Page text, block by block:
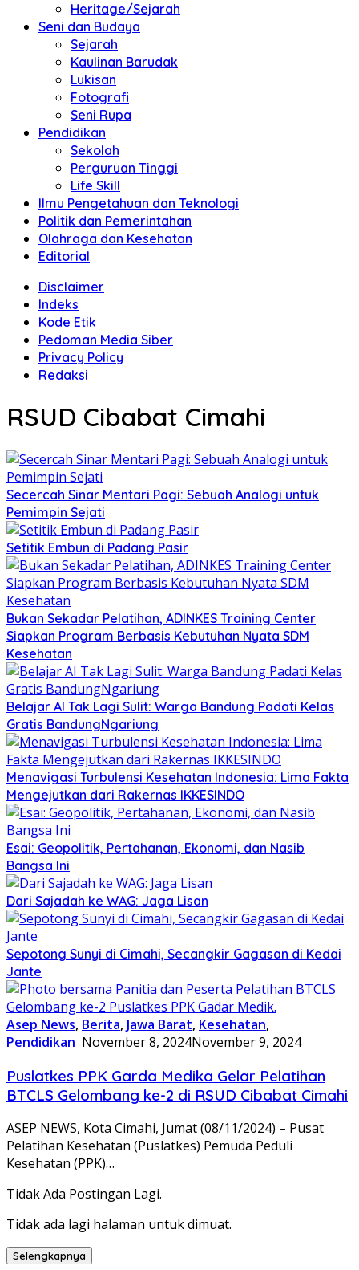
Heritage/Sejarah
Seni dan Budaya
Sejarah
Kaulinan Barudak
Lukisan
Fotografi
Seni Rupa
Pendidikan
Sekolah
Perguruan Tinggi
Life Skill
Ilmu Pengetahuan dan Teknologi
Politik dan Pemerintahan
Olahraga dan Kesehatan
Editorial
Disclaimer
Indeks
Kode Etik
Pedoman Media Siber
Privacy Policy
Redaksi
RSUD Cibabat Cimahi
Secercah Sinar Mentari Pagi: Sebuah Analogi untuk
Pemimpin Sejati
Setitik Embun di Padang Pasir
Bukan Sekadar Pelatihan, ADINKES Training Center
Siapkan Program Berbasis Kebutuhan Nyata SDM
Kesehatan
Belajar AI Tak Lagi Sulit: Warga Bandung Padati Kelas
Gratis BandungNgariung
Menavigasi Turbulensi Kesehatan Indonesia: Lima Fakta
Mengejutkan dari Rakernas IKKESINDO
Esai: Geopolitik, Pertahanan, Ekonomi, dan Nasib
Bangsa Ini
Dari Sajadah ke WAG: Jaga Lisan
Sepotong Sunyi di Cimahi, Secangkir Gagasan di Kedai
Jante
Asep News, Berita, Jawa Barat, Kesehatan,
Pendidikan November 8, 2024November 9, 2024
Puslatkes PPK Garda Medika Gelar Pelatihan
BTCLS Gelombang ke-2 di RSUD Cibabat Cimahi
ASEP NEWS, Kota Cimahi, Jumat (08/11/2024) – Pusat
Pelatihan Kesehatan (Puslatkes) Pemuda Peduli
Kesehatan (PPK)…
Tidak Ada Postingan Lagi.
Tidak ada lagi halaman untuk dimuat.
Selengkapnya